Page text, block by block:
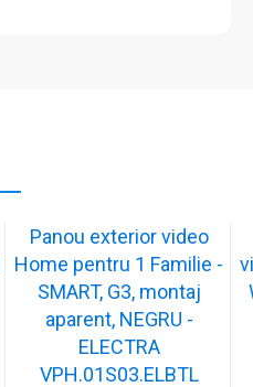
Panou exterior video
Home pentru 1 Familie -
SMART, G3, montaj
aparent, NEGRU -
ELECTRA
VPH.01S03.ELBTL